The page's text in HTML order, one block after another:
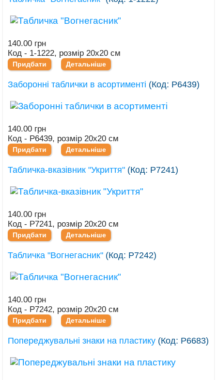
140.00 грн
Код - 1-1222, розмір 20х20 см
Придбати Детальніше
Заборонні таблички в асортименті (Код: Р6439)
140.00 грн
Код - Р6439, розмір 20х20 см
Придбати Детальніше
Табличка-вказівник "Укриття" (Код: Р7241)
140.00 грн
Код - Р7241, розмір 20х20 см
Придбати Детальніше
Табличка "Вогнегасник" (Код: Р7242)
140.00 грн
Код - Р7242, розмір 20х20 см
Придбати Детальніше
Попереджувальні знаки на пластику (Код: Р6683)